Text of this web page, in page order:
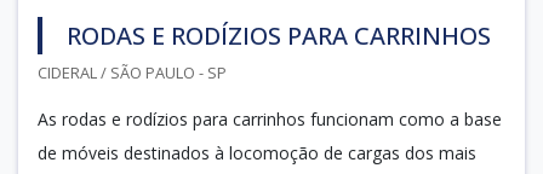
RODAS E RODÍZIOS PARA CARRINHOS
CIDERAL / SÃO PAULO - SP
As rodas e rodízios para carrinhos funcionam como a base
de móveis destinados à locomoção de cargas dos mais